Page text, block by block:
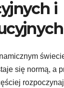
i
się normą, a